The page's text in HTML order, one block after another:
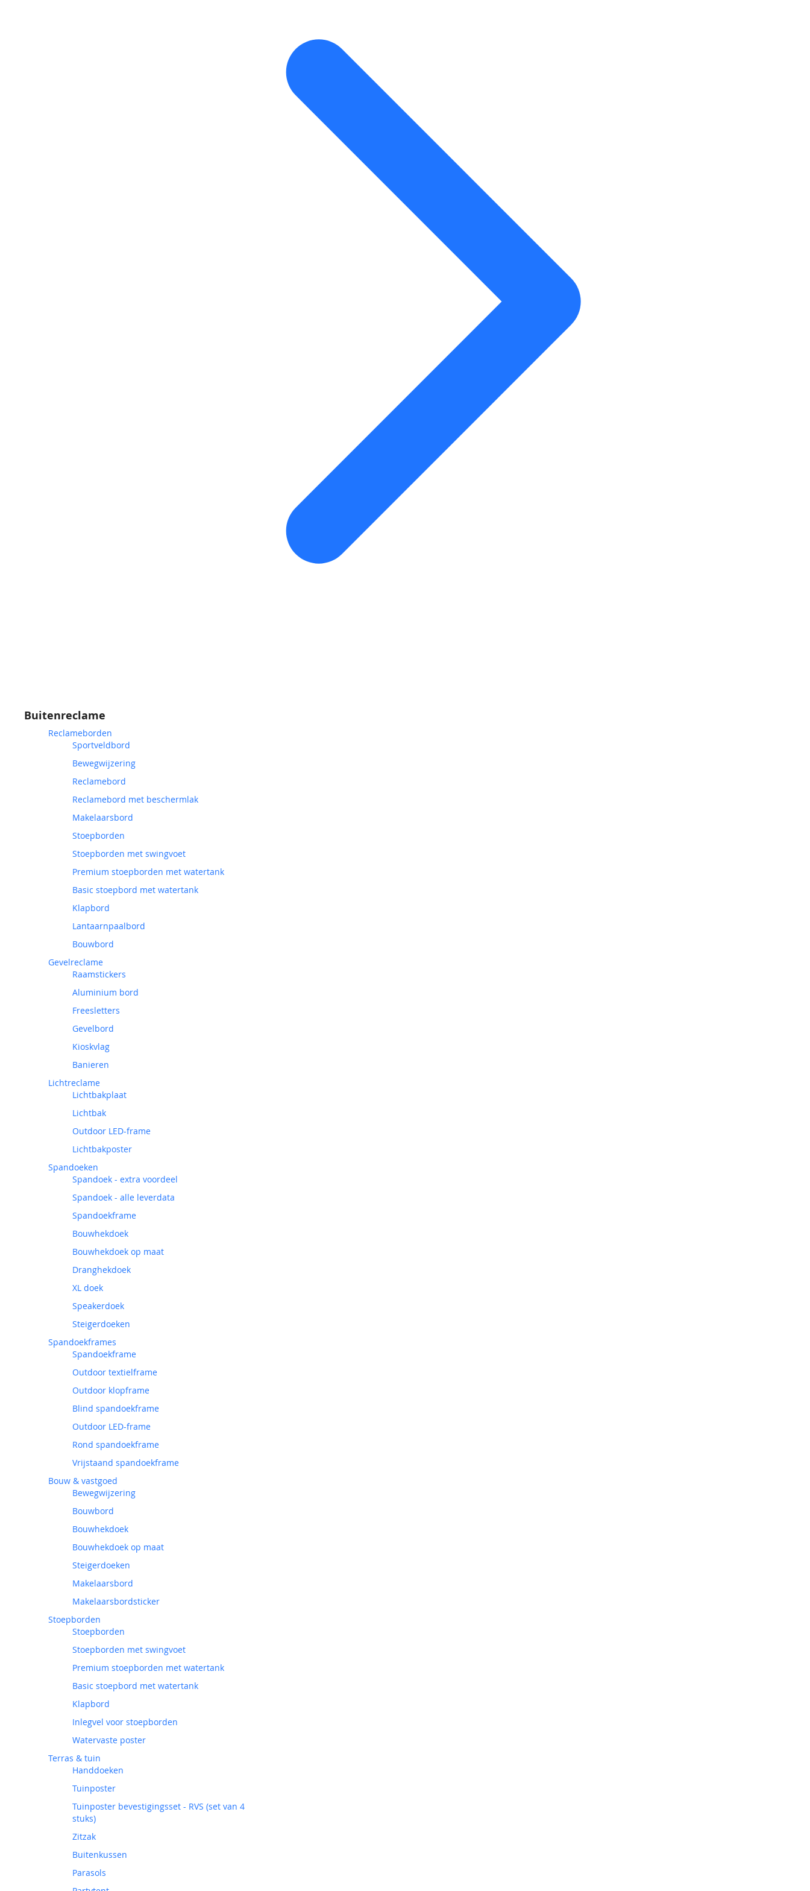
Buitenreclame
Reclameborden
Sportveldbord
Bewegwijzering
Reclamebord
Reclamebord met beschermlak
Makelaarsbord
Stoepborden
Stoepborden met swingvoet
Premium stoepborden met watertank
Basic stoepbord met watertank
Klapbord
Lantaarnpaalbord
Bouwbord
Gevelreclame
Raamstickers
Aluminium bord
Freesletters
Gevelbord
Kioskvlag
Banieren
Lichtreclame
Lichtbakplaat
Lichtbak
Outdoor LED-frame
Lichtbakposter
Spandoeken
Spandoek - extra voordeel
Spandoek - alle leverdata
Spandoekframe
Bouwhekdoek
Bouwhekdoek op maat
Dranghekdoek
XL doek
Speakerdoek
Steigerdoeken
Spandoekframes
Spandoekframe
Outdoor textielframe
Outdoor klopframe
Blind spandoekframe
Outdoor LED-frame
Rond spandoekframe
Vrijstaand spandoekframe
Bouw & vastgoed
Bewegwijzering
Bouwbord
Bouwhekdoek
Bouwhekdoek op maat
Steigerdoeken
Makelaarsbord
Makelaarsbordsticker
Stoepborden
Stoepborden
Stoepborden met swingvoet
Premium stoepborden met watertank
Basic stoepbord met watertank
Klapbord
Inlegvel voor stoepborden
Watervaste poster
Terras & tuin
Handdoeken
Tuinposter
Tuinposter bevestigingsset - RVS (set van 4
stuks)
Zitzak
Buitenkussen
Parasols